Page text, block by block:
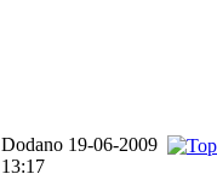
Dodano 19-06-2009
13:17